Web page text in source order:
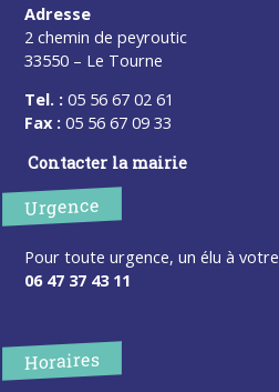
Adresse
2 chemin de peyroutic
33550 – Le Tourne
Tel. : 05 56 67 02 61
Fax : 05 56 67 09 33
Contacter la mairie
Urgence
Pour toute urgence, un élu à
06 47 37 43 11
Horaires